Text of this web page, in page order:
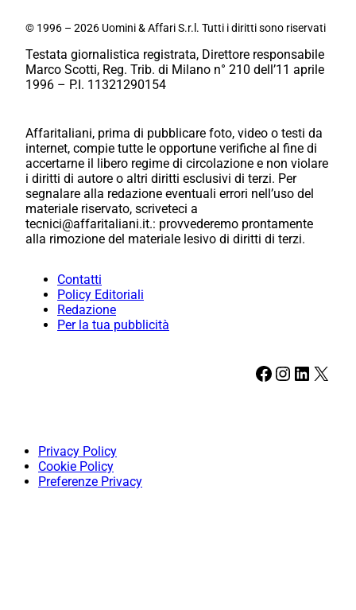
© 1996 – 2026 Uomini & Affari S.r.l. Tutti i diritti sono riservati
Testata giornalistica registrata, Direttore responsabile
Marco Scotti, Reg. Trib. di Milano n° 210 dell’11 aprile
1996 – P.I. 11321290154
Affaritaliani, prima di pubblicare foto, video o testi da
internet, compie tutte le opportune verifiche al fine di
accertarne il libero regime di circolazione e non violare
i diritti di autore o altri diritti esclusivi di terzi. Per
segnalare alla redazione eventuali errori nell’uso del
materiale riservato, scriveteci a
tecnici@affaritaliani.it.: provvederemo prontamente
alla rimozione del materiale lesivo di diritti di terzi.
Contatti
Policy Editoriali
Redazione
Per la tua pubblicità
Facebook Instagram LinkedIn X
Privacy Policy
Cookie Policy
Preferenze Privacy